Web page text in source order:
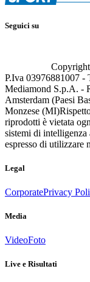
Seguici su
P.Iva 03976881007 -
Mediamond S.p.A. -
Amsterdam (Paesi
Monzese (MI)
riprodotti è vietata
sistemi di
espresso di utilizzare
Legal
CorporatePrivacy
Media
VideoFoto
Live e Risultati